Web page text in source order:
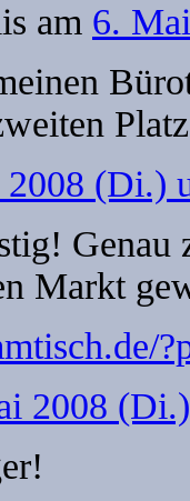
am 6.
(Di.)
Genau
Markt
2008